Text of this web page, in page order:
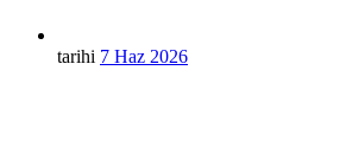
tarihi 7 Haz 2026